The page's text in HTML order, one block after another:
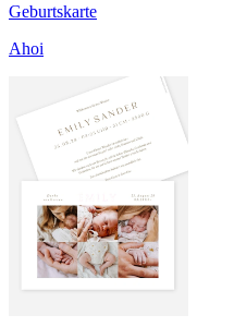
Geburtskarte
Ahoi